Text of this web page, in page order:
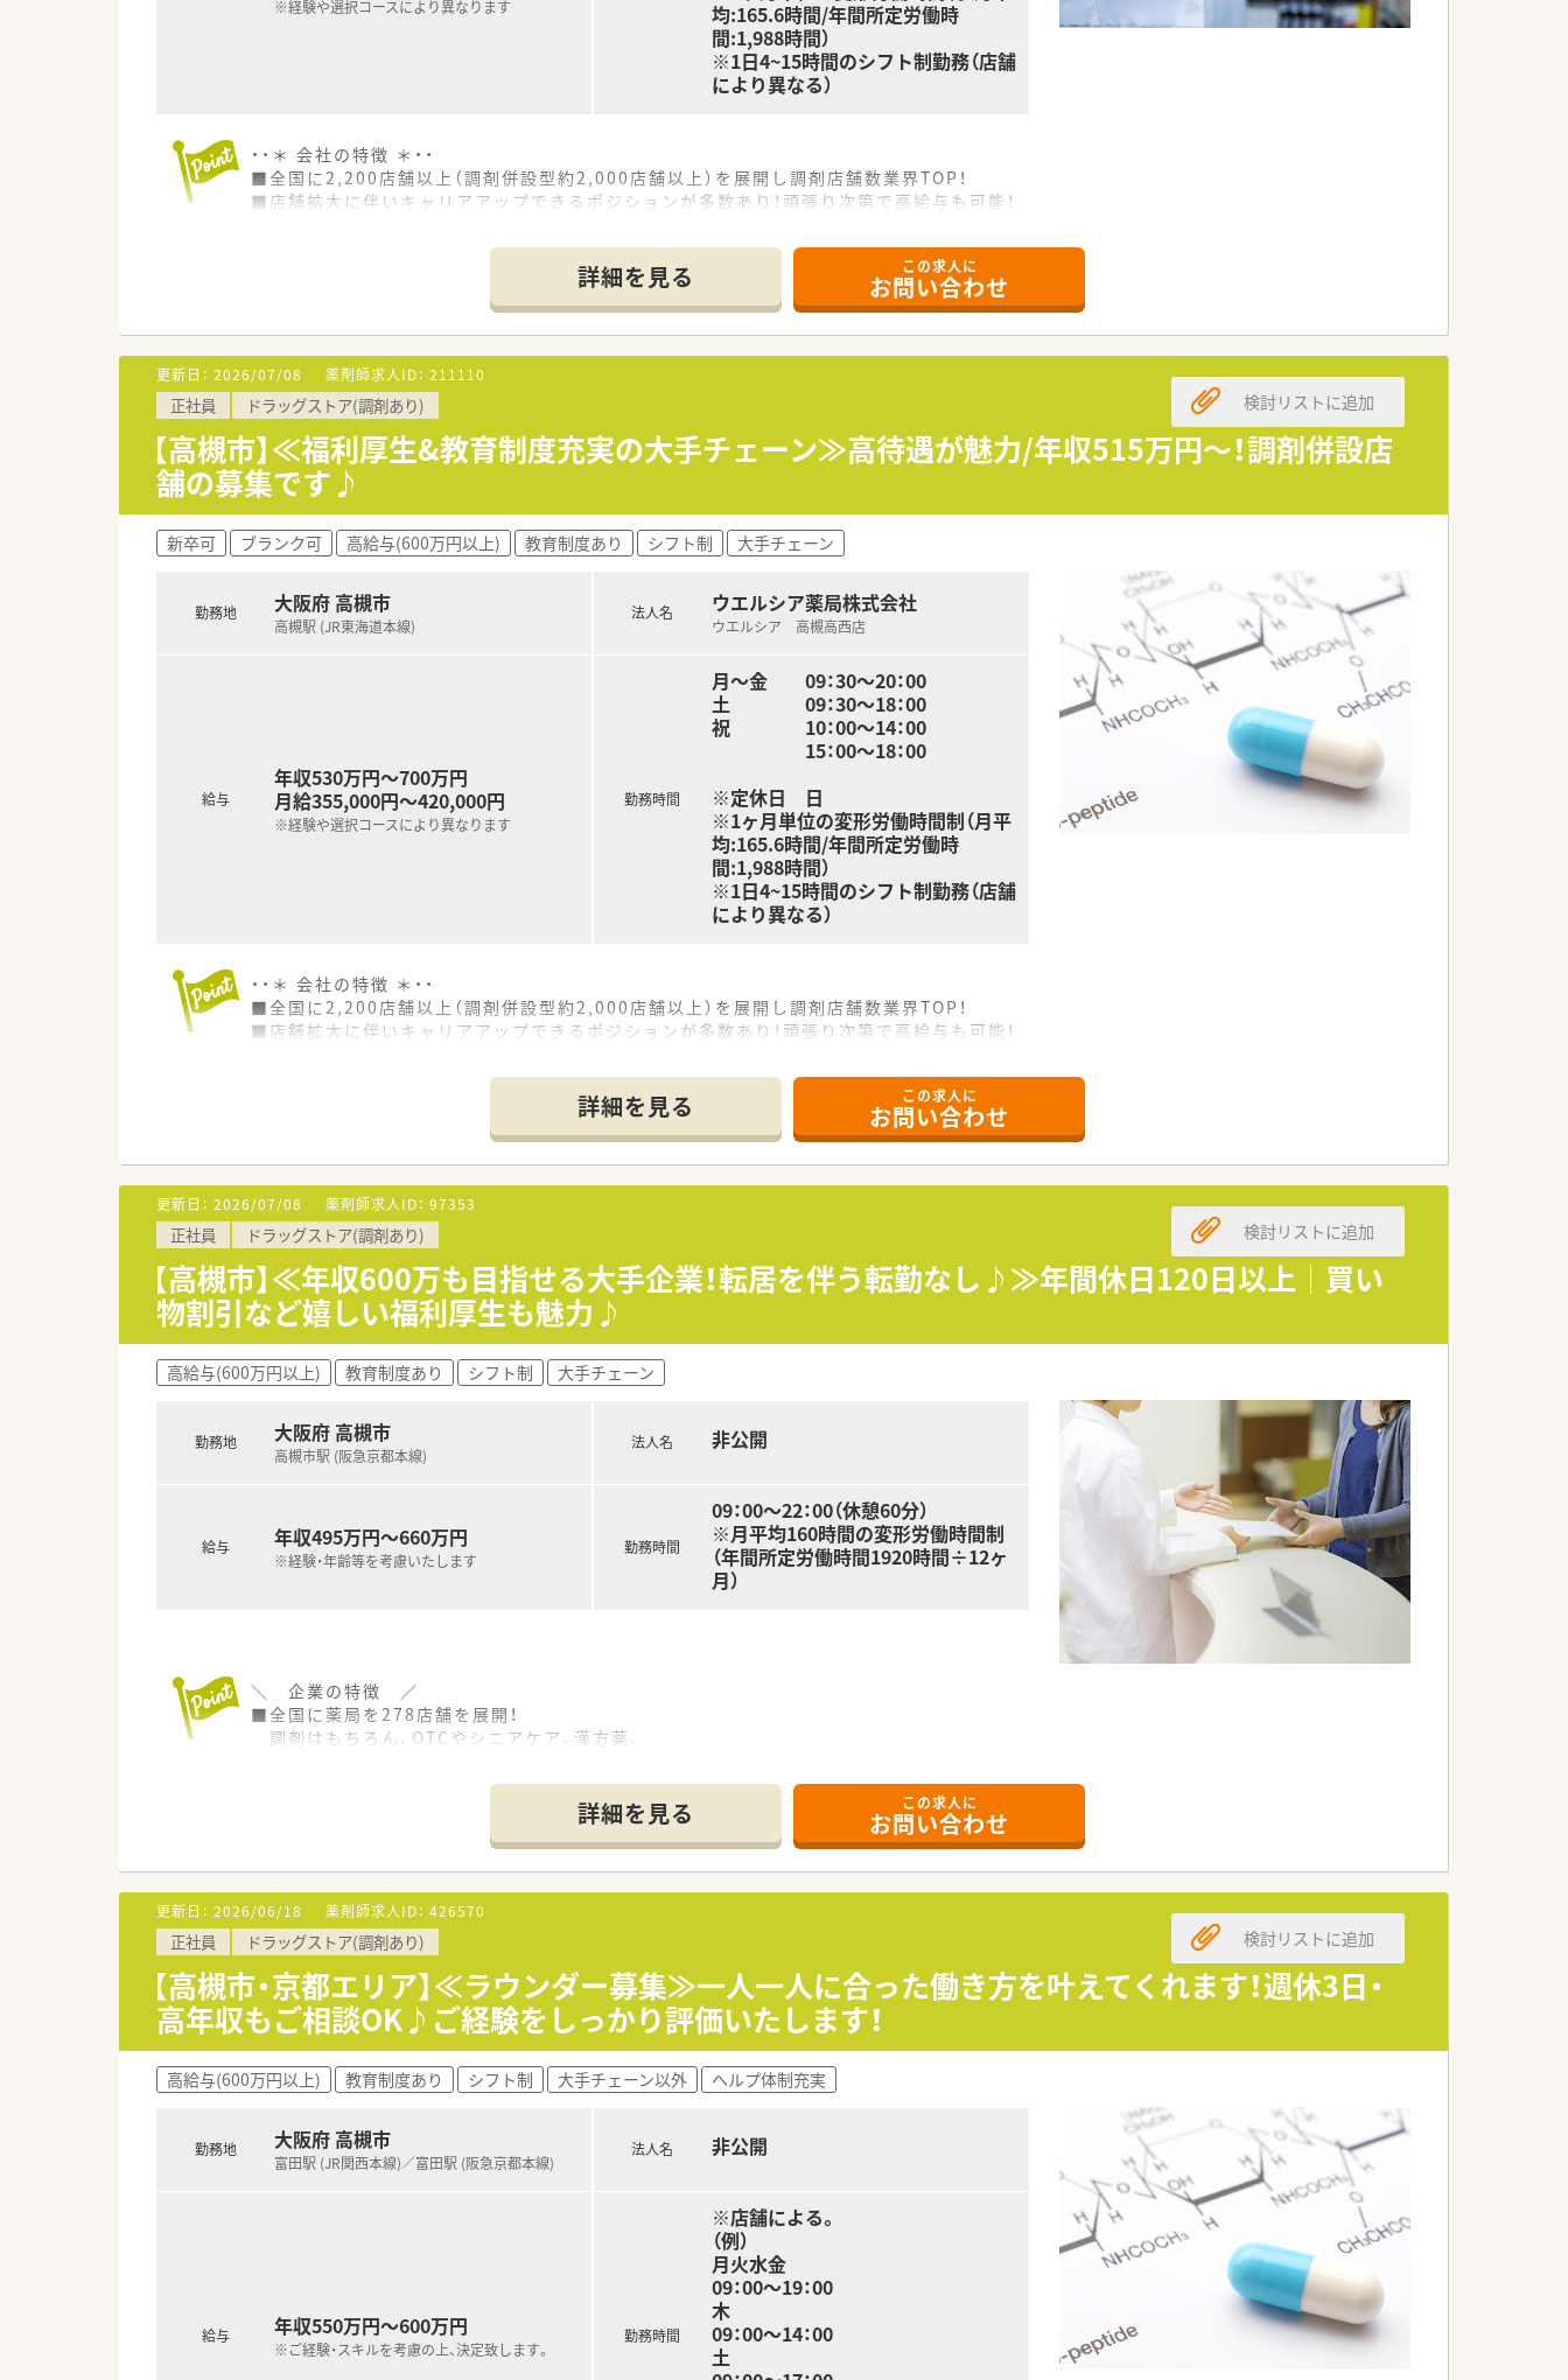
※経験や選択コースにより異なります
均:165.6時間/年間所定労働時
間:1,988時間）
※1日4~15時間のシフト制勤務（店舗
により異なる）
・・＊ 会社の特徴 ＊・・
■全国に2,200店舗以上（調剤併設型約2,000店舗以上）を展開し調剤店舗数業界TOP！
■店舗拡大に伴いキャリアアップできるポジションが多数あり！頑張り次第で高給与も可能！
■職種や職域に合わせ、豊富な社内研修や外部組織と連携した研修を用意されています
■薬剤師が中心の会社だからこそ活躍できるキャリアパスが多種多様に用意されています。
■店舗拡大に伴い、エリアマネジャーや営業部長等のマネジメントのポジションも増えます。
■在宅や教育等の専門性を活かせるスペシャリストを目指すことも可能です。
■その他にも、管理部門や商品部門等の本社スタッフなど活動領域は多種多様です。
■在宅実施店舗は年々増加しており、在宅医療へもしっかりと関わる事ができます。
■育児休暇は3歳まで取得が可能で、時短制度は小学5年生まで時短勤務ができるよう変更予定です。
■年間休日が120日とワークライフバランスが整っています
■日用品から常備薬まで、従業員割引制度など嬉しいメリットもたくさんあります！
詳細を見る この求人に
お問い合わせ
更新日： 2026/07/08 薬剤師求人ID： 211110
正社員 ドラッグストア(調剤あり)
【高槻市】≪福利厚生&教育制度充実の大手チェーン≫高待遇が魅力/年収515万円～！調剤併設店
舗の募集です♪
検討リストに追加
新卒可 ブランク可 高給与(600万円以上) 教育制度あり シフト制 大手チェーン
勤務地 大阪府 高槻市
高槻駅 (JR東海道本線)
給与
年収530万円～700万円
月給355,000円～420,000円
※経験や選択コースにより異なります
法人名 ウエルシア薬局株式会社
ウエルシア 高槻高西店
勤務時間
月～金 09：30～20：00
土 09：30～18：00
祝 10：00～14：00
15：00～18：00
※定休日 日
※1ヶ月単位の変形労働時間制（月平
均:165.6時間/年間所定労働時
間:1,988時間）
※1日4~15時間のシフト制勤務（店舗
により異なる）
・・＊ 会社の特徴 ＊・・
■全国に2,200店舗以上（調剤併設型約2,000店舗以上）を展開し調剤店舗数業界TOP！
■店舗拡大に伴いキャリアアップできるポジションが多数あり！頑張り次第で高給与も可能！
■職種や職域に合わせ、豊富な社内研修や外部組織と連携した研修を用意されています
■薬剤師が中心の会社だからこそ活躍できるキャリアパスが多種多様に用意されています。
■店舗拡大に伴い、エリアマネジャーや営業部長等のマネジメントのポジションも増えます。
■在宅や教育等の専門性を活かせるスペシャリストを目指すことも可能です。
■その他にも、管理部門や商品部門等の本社スタッフなど活動領域は多種多様です。
■在宅実施店舗は年々増加しており、在宅医療へもしっかりと関わる事ができます。
■育児休暇は3歳まで取得が可能で、時短制度は小学5年生まで時短勤務ができるよう変更予定です。
■年間休日が120日とワークライフバランスが整っています
■日用品から常備薬まで、従業員割引制度など嬉しいメリットもたくさんあります！
詳細を見る この求人に
お問い合わせ
更新日： 2026/07/08 薬剤師求人ID： 97353
正社員 ドラッグストア(調剤あり)
【高槻市】≪年収600万も目指せる大手企業！転居を伴う転勤なし♪≫年間休日120日以上｜買い
物割引など嬉しい福利厚生も魅力♪
検討リストに追加
高給与(600万円以上) 教育制度あり シフト制 大手チェーン
勤務地 大阪府 高槻市
高槻市駅 (阪急京都本線)
給与 年収495万円～660万円
※経験・年齢等を考慮いたします
法人名 非公開
勤務時間
09：00～22：00（休憩60分）
※月平均160時間の変形労働時間制
（年間所定労働時間1920時間÷12ヶ
月）
＼ 企業の特徴 ／
■全国に薬局を278店舗を展開！
調剤はもちろん、OTCやシニアケア、漢方薬、
クリニックの誘致など新たな取り組みも実施しています。
■OTC併設店だからこそ『健康をトータルでサポート』できます。
■赤ちゃんからお年寄りまで、地域に暮らす様々な方が訪れる場所なので、
健康相談を通じてセルフメディケーション推進に貢献でき、カウンセリング力を身につけられる環境です。
■在宅医療への取り組みも積極的行っており、薬のことはもちろん、
衛星用品やくらしの必需品など、生活面からのトータルサポートができます。
＼ 多彩なキャリアを支援 ／
■漢方の取り扱いを促進しており、普通の調剤薬局では扱っていない種類の漢方も勉強できます。
■薬剤師としての専門制はもちろん、多様なキャリアを支援するシステムが整っています。
■調剤・OTCの担当として経験を積み更に管理薬剤師を経験した後は、
「在宅・企画開発・バイヤー・ 教育・薬事・調剤サポート」等の
より専門性の高い業務に携わる事も可能です。
■管理薬剤師以降は、自分が進みたいコースにチャレンジできるチャンスが誰にでもあります。
今後のキャリアや希望を会社側に伝え新たなキャリア形成する事も可能です。
■最大20日間の長期連休の取得が可能となり、ほぼ全員が取得しています！
長期連休制度もあり、年間休日が120～125日あるのでプライベートな時間を十分に確保できます。
■育児休業は最大3年間の取得が可能、育児休職からの復帰率「98.6％」です。
■育児時短勤務は、最大3時間の時間短縮する事ができ、お子様が小学校卒業する迄取得が可能です。
詳細を見る この求人に
お問い合わせ
更新日： 2026/06/18 薬剤師求人ID： 426570
正社員 ドラッグストア(調剤あり)
【高槻市・京都エリア】≪ラウンダー募集≫一人一人に合った働き方を叶えてくれます！週休3日・
高年収もご相談OK♪ご経験をしっかり評価いたします！
検討リストに追加
高給与(600万円以上) 教育制度あり シフト制 大手チェーン以外 ヘルプ体制充実
勤務地 大阪府 高槻市
富田駅 (JR関西本線)／富田駅 (阪急京都本線)
給与 年収550万円～600万円
※ご経験・スキルを考慮の上、決定致します。
法人名 非公開
勤務時間
※店舗による。
（例）
月火水金
09：00～19：00
木
09：00～14：00
土